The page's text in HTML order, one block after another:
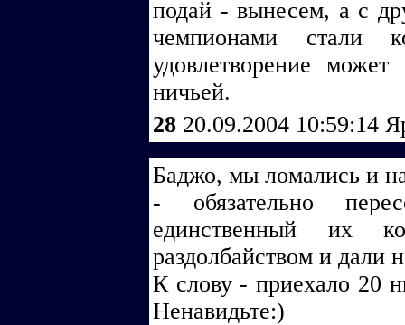
подай - вынесем, а с
чемпионами стали
удовлетворение
ничьей.
28 20.09.2004 10:59:14
Баджо, мы ломались и
- обязательно
единственный их
раздолбайством и дали
К слову - приехало 20
Ненавидьте:)